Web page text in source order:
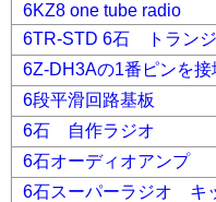
6KZ8 one tube radio
6TR-STD 6石 トランジ
6Z-DH3Aの1番ピンを接
6段平滑回路基板
6石 自作ラジオ
6石オーディオアンプ
6石スーパーラジオ